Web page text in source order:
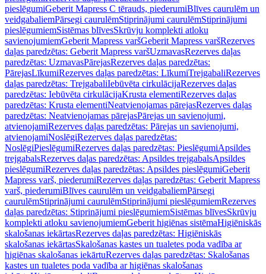
pieslēgumiGeberit Mapress C tērauds, piederumiBlīves caurulēm un
veidgabaliemPārsegi caurulēmStiprinājumi caurulēmStiprinājumi
pieslēgumiemSistēmas blīvesSkrūvju komplekti atloku
savienojumiemGeberit Mapress varšGeberit Mapress varšRezerves
daļas paredzētas: Geberit Mapress varšUzmavasRezerves daļas
paredzētas: UzmavasPārejasRezerves daļas paredzētas:
PārejasLīkumiRezerves daļas paredzētas: LīkumiTrejgabaliRezerves
daļas paredzētas: TrejgabaliIebūvēta cirkulācijaRezerves daļas
paredzētas: Iebūvēta cirkulācijaKrusta elementiRezerves daļas
paredzētas: Krusta elementiNeatvienojamas pārejasRezerves daļas
paredzētas: Neatvienojamas pārejasPārejas un savienojumi,
atvienojamiRezerves daļas paredzētas: Pārejas un savienojumi,
atvienojamiNoslēgiRezerves daļas paredzētas:
NoslēgiPieslēgumiRezerves daļas paredzētas: PieslēgumiApsildes
trejgabalsRezerves daļas paredzētas: Apsildes trejgabalsApsildes
pieslēgumiRezerves daļas paredzētas: Apsildes pieslēgumiGeberit
Mapress varš, piederumiRezerves daļas paredzētas: Geberit Mapress
varš, piederumiBlīves caurulēm un veidgabaliemPārsegi
caurulēmStiprinājumi caurulēmStiprinājumi pieslēgumiemRezerves
daļas paredzētas: Stiprinājumi pieslēgumiemSistēmas blīvesSkrūvju
komplekti atloku savienojumiemGeberit higiēnas sistēmaHigiēniskās
skalošanas iekārtasRezerves daļas paredzētas: Higiēniskās
skalošanas iekārtasSkalošanas kastes un tualetes poda vadība ar
higiēnas skalošanas iekārtuRezerves daļas paredzētas: Skalošanas
kastes un tualetes poda vadība ar higiēnas skalošanas